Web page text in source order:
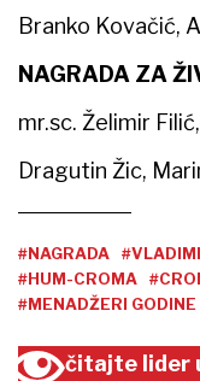
Branko Kovačić,
NAGRADA ZA
mr.sc. Želimir
Dragutin Žic,
#NAGRADA
#HUM-CROMA
#MENADŽERI GODINE
čitajte lider